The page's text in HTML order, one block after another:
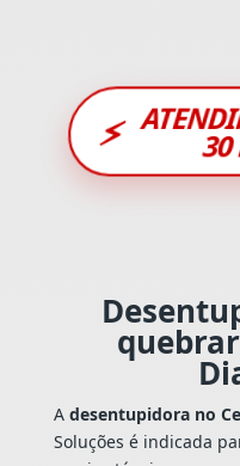
⚡ 30
A desentupidora no
Soluções é indicada